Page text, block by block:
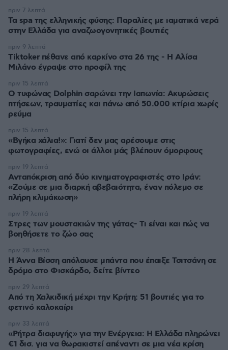
Τα spa της ελληνικής φύσης: Παραλίες με ιαματικά νερά
στην Ελλάδα για αναζωογονητικές βουτιές
πριν 7 λεπτά
Tiktoker πέθανε από καρκίνο στα 26 της - Η Αλίσα
Μιλάνο έγραψε στο προφίλ της
πριν 9 λεπτά
Ο τυφώνας Dolphin σαρώνει την Ιαπωνία: Ακυρώσεις
πτήσεων, τραυματίες και πάνω από 50.000 κτίρια χωρίς
ρεύμα
πριν 15 λεπτά
«Βγήκα χάλια!»: Γιατί δεν μας αρέσουμε στις
φωτογραφίες, ενώ οι άλλοι μάς βλέπουν όμορφους
πριν 15 λεπτά
Ανταπόκριση από δύο κινηματογραφιστές στο Ιράν:
«Ζούμε σε μια διαρκή αβεβαιότητα, έναν πόλεμο σε
πλήρη κλιμάκωση»
πριν 19 λεπτά
Στρες των μουστακιών της γάτας- Τι είναι και πώς να
βοηθήσετε το ζώο σας
πριν 19 λεπτά
Η Άννα Βίσση απόλαυσε μπάντα που έπαιξε Τσιτσάνη σε
δρόμο στο Φισκάρδο, δείτε βίντεο
πριν 28 λεπτά
Από τη Χαλκιδική μέχρι την Κρήτη: 51 βουτιές για το
φετινό καλοκαίρι
πριν 29 λεπτά
«Ρήτρα διαφυγής» για την Ενέργεια: Η Ελλάδα πληρώνει
€1 δισ. για να θωρακιστεί απέναντι σε μια νέα κρίση
πριν 33 λεπτά